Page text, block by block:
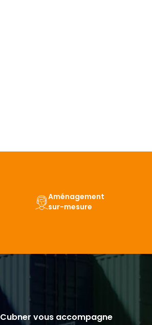
Aménagement
sur-mesure
Cubner vous accompagne